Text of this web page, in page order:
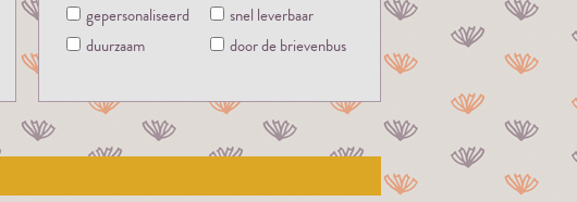
gepersonaliseerd
snel leverbaar
duurzaam
door de brievenbus